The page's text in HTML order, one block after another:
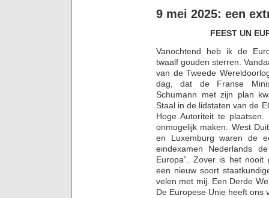
9 mei 2025: een
FEEST UN
Vanochtend heb ik de
twaalf gouden sterren.
van de Tweede
dag, dat de Franse
Schumann met zijn plan
Staal in de lidstaten van de
Hoge Autoriteit te
onmogelijk maken. West
en Luxemburg waren de
eindexamen Nederlands
Europa”. Zover is het nooit
een nieuw soort
velen met mij. Een Derde
De Europese Unie heeft ons